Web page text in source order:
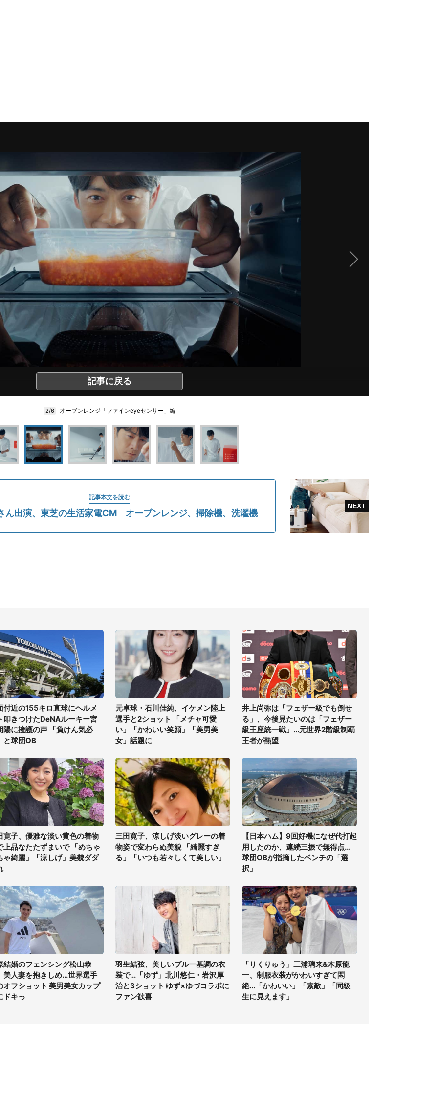
記事に戻る
2/6 オーブンレンジ「ファインeyeセンサー」編
記事本文を読む
ん出演、東芝の生活家電CM オーブンレンジ、掃除機、洗濯機
付近の155キロ直球にヘルメ
叩きつけたDeNAルーキー宮
陽に擁護の声 「負けん気必
と球団OB
元卓球・石川佳純、イケメン陸上
選手と2ショット 「メチャ可愛
い」「かわいい笑顔」「美男美
女」話題に
井上尚弥は「フェザー級でも倒せ
る」、今後見たいのは「フェザー
級王座統一戦」...元世界2階級制覇
王者が熱望
寛子、優雅な淡い黄色の着物
上品なたたずまいで 「めちゃ
ゃ綺麗」「涼しげ」美貌ダダ
三田寛子、涼しげ淡いグレーの着
物姿で変わらぬ美貌 「綺麗すぎ
る」「いつも若々しくて美しい」
【日本ハム】9回好機になぜ代打起
用したのか、連続三振で無得点...
球団OBが指摘したベンチの「選
択」
結婚のフェンシング松山恭
美人妻を抱きしめ...世界選手
オフショット 美男美女カップ
ドキっ
羽生結弦、美しいブルー基調の衣
装で...「ゆず」北川悠仁・岩沢厚
治と3ショット ゆず×ゆづコラボに
ファン歓喜
「りくりゅう」三浦璃来&木原龍
一、制服衣装がかわいすぎて悶
絶...「かわいい」「素敵」「同級
生に見えます」